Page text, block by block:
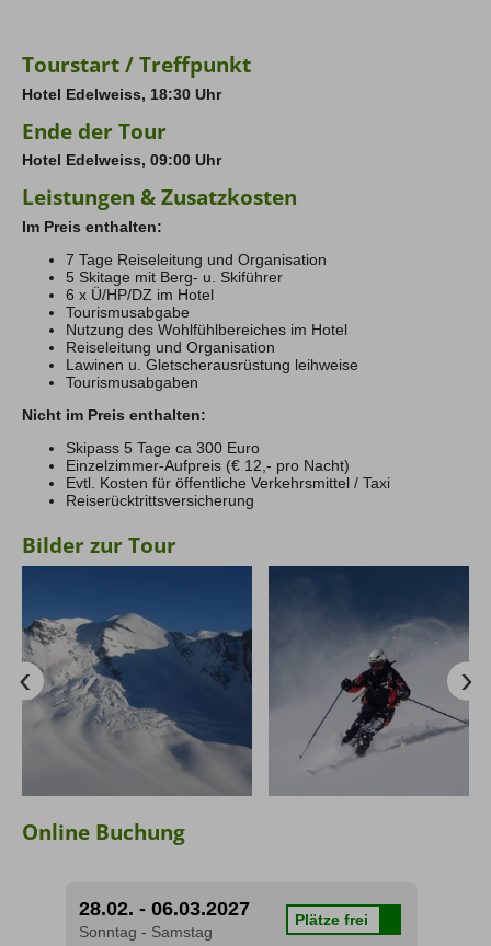
Tourstart / Treffpunkt
Hotel Edelweiss, 18:30 Uhr
Ende der Tour
Hotel Edelweiss, 09:00 Uhr
Leistungen & Zusatzkosten
Im Preis enthalten:
7 Tage Reiseleitung und Organisation
5 Skitage mit Berg- u. Skiführer
6 x Ü/HP/DZ im Hotel
Tourismusabgabe
Nutzung des Wohlfühlbereiches im Hotel
Reiseleitung und Organisation
Lawinen u. Gletscherausrüstung leihweise
Tourismusabgaben
Nicht im Preis enthalten:
Skipass 5 Tage ca 300 Euro
Einzelzimmer-Aufpreis (€ 12,- pro Nacht)
Evtl. Kosten für öffentliche Verkehrsmittel / Taxi
Reiserücktrittsversicherung
Bilder zur Tour
Online Buchung
28.02. - 06.03.2027
Sonntag - Samstag
Plätze frei